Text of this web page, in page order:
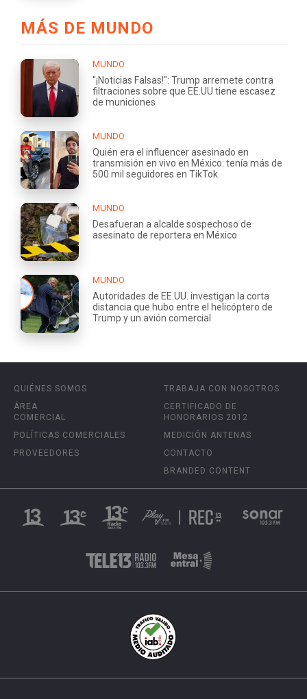
MÁS DE MUNDO
MUNDO
"¡Noticias Falsas!": Trump arremete contra
filtraciones sobre que EE.UU tiene escasez
de municiones
MUNDO
Quién era el influencer asesinado en
transmisión en vivo en México: tenía más de
500 mil seguidores en TikTok
MUNDO
Desafueran a alcalde sospechoso de
asesinato de reportera en México
MUNDO
Autoridades de EE.UU. investigan la corta
distancia que hubo entre el helicóptero de
Trump y un avión comercial
QUIÉNES SOMOS
ÁREA
COMERCIAL
POLÍTICAS COMERCIALES
PROVEEDORES
TRABAJA CON NOSOTROS
CERTIFICADO DE
HONORARIOS 2012
MEDICIÓN ANTENAS
CONTACTO
BRANDED CONTENT